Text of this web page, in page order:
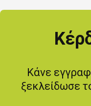
Κάνε
ξεκλείδωσε